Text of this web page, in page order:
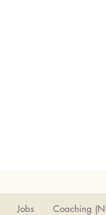
Jobs Coaching